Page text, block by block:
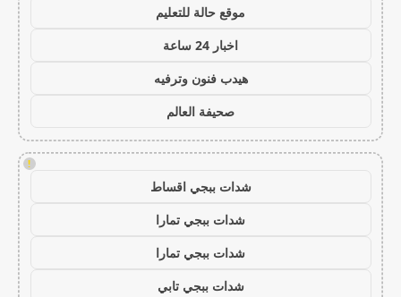
موقع حالة للتعليم
اخبار 24 ساعة
هيدب فنون وترفيه
صحيفة العالم
!
شدات ببجي اقساط
شدات ببجي تمارا
شدات ببجي تمارا
شدات ببجي تابي